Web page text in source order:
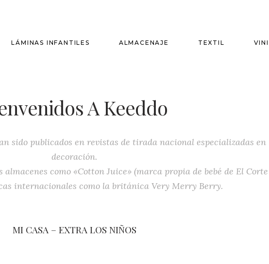
LÁMINAS INFANTILES ALMACENAJE TEXTIL
A Keeddo
sido publicados en revistas de tirada nacional especializadas en
decoración.
como «Cotton Juice» (marca propia de bebé de El Corte
internacionales como la británica Very Merry Berry.
MI CASA – EXTRA LOS NIÑOS